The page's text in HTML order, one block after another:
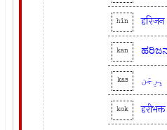
hin हरिजन
kan
kas ہِرِجَن
kok हरीभक्त